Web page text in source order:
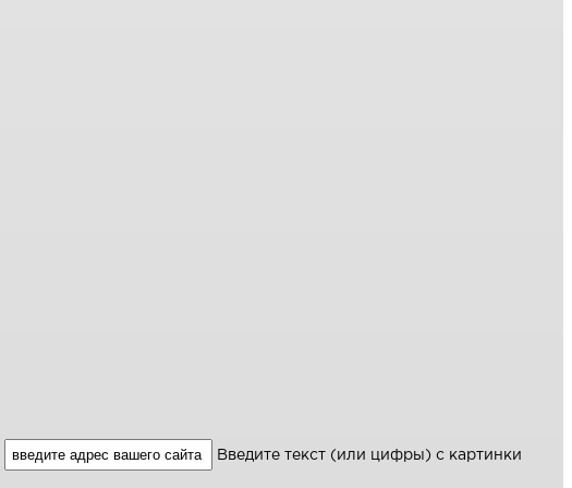
Введите текст (или цифры) с картинки